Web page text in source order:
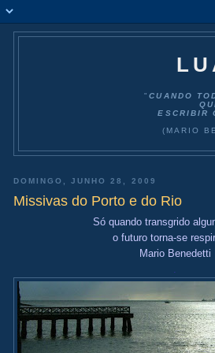
"CUANDO
ESCRIBIR
(MARIO
DOMINGO, JUNHO 28, 2009
Missivas do Porto e do Rio
Só quando transgrido
o futuro torna-se
Mario Benedetti
.